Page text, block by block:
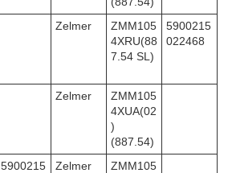
Zelmer
ZMM105
4XRU(88
7.54 SL)
5900215
022468
Zelmer
ZMM105
4XUA(02
)
(887.54)
5900215
Zelmer
ZMM105